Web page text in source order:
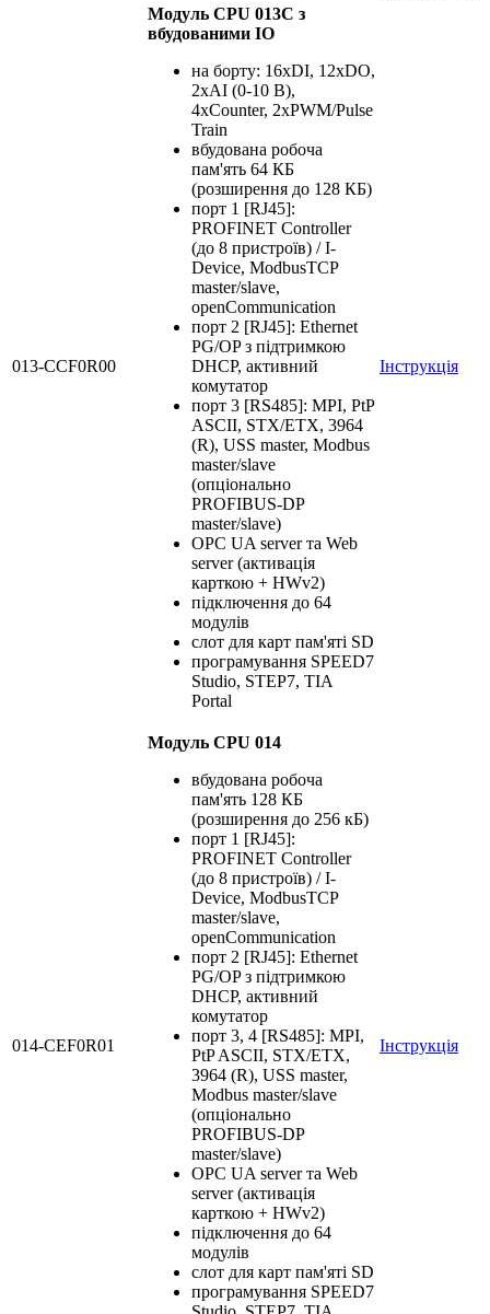
013-CCF0R00
Модуль CPU 013C з
вбудованими IO
на борту: 16xDI, 12xDO,
2xAI (0-10 В),
4xCounter, 2xPWM/Pulse
Train
вбудована робоча
пам'ять 64 КБ
(розширення до 128 КБ)
порт 1 [RJ45]:
PROFINET Controller
(до 8 пристроїв) / I-
Device, ModbusTCP
master/slave,
openCommunication
порт 2 [RJ45]: Ethernet
PG/OP з підтримкою
DHCP, активний
комутатор
порт 3 [RS485]: MPI, PtP
ASCII, STX/ETX, 3964
(R), USS master, Modbus
master/slave
(опціонально
PROFIBUS-DP
master/slave)
OPC UA server та Web
server (активація
карткою + HWv2)
підключення до 64
модулів
слот для карт пам'яті SD
програмування SPEED7
Studio, STEP7, TIA
Portal
Інструкція
014-CEF0R01
Модуль CPU 014
вбудована робоча
пам'ять 128 КБ
(розширення до 256 кБ)
порт 1 [RJ45]:
PROFINET Controller
(до 8 пристроїв) / I-
Device, ModbusTCP
master/slave,
openCommunication
порт 2 [RJ45]: Ethernet
PG/OP з підтримкою
DHCP, активний
комутатор
порт 3, 4 [RS485]: MPI,
PtP ASCII, STX/ETX,
3964 (R), USS master,
Modbus master/slave
(опціонально
PROFIBUS-DP
master/slave)
OPC UA server та Web
server (активація
карткою + HWv2)
підключення до 64
модулів
слот для карт пам'яті SD
програмування SPEED7
Інструкція